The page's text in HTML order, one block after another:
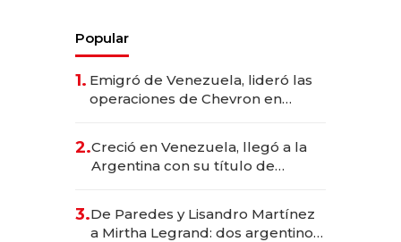
Popular
1. Emigró de Venezuela, lideró las
operaciones de Chevron en
2.Creció en Venezuela, llegó a la
Argentina con su título de
las marcas "fast premium"
3.De Paredes y Lisandro Martínez
a Mirtha Legrand: dos argentinos